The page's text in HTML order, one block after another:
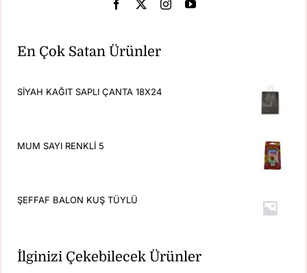
En Çok Satan Ürünler
SİYAH KAĞIT SAPLI ÇANTA 18X24
MUM SAYI RENKLİ 5
ŞEFFAF BALON KUŞ TÜYLÜ
İlginizi Çekebilecek Ürünler